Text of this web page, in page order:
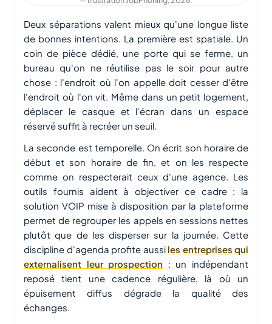
Deux séparations valent mieux qu'une longue liste
de bonnes intentions. La première est spatiale. Un
coin de pièce dédié, une porte qui se ferme, un
bureau qu'on ne réutilise pas le soir pour autre
chose : l'endroit où l'on appelle doit cesser d'être
l'endroit où l'on vit. Même dans un petit logement,
déplacer le casque et l'écran dans un espace
réservé suffit à recréer un seuil.
La seconde est temporelle. On écrit son horaire de
début et son horaire de fin, et on les respecte
comme on respecterait ceux d'une agence. Les
outils fournis aident à objectiver ce cadre : la
solution VOIP mise à disposition par la plateforme
permet de regrouper les appels en sessions nettes
plutôt que de les disperser sur la journée. Cette
discipline d'agenda profite aussi les entreprises qui
externalisent leur prospection : un indépendant
reposé tient une cadence régulière, là où un
épuisement diffus dégrade la qualité des
échanges.